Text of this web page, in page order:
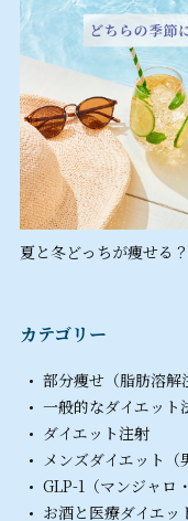
夏と冬どっちが痩せる
カテゴリー
部分痩せ（脂肪溶解
一般的なダイエット
ダイエット注射
メンズダイエット（
GLP-1（マンジャロ
お酒と医療ダイエッ